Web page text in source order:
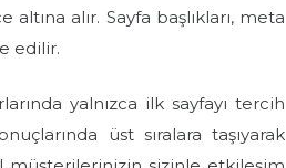
alır. Sayfa başlıkları, meta
edilir.
yalnızca ilk sayfayı tercih
üst sıralara taşıyarak